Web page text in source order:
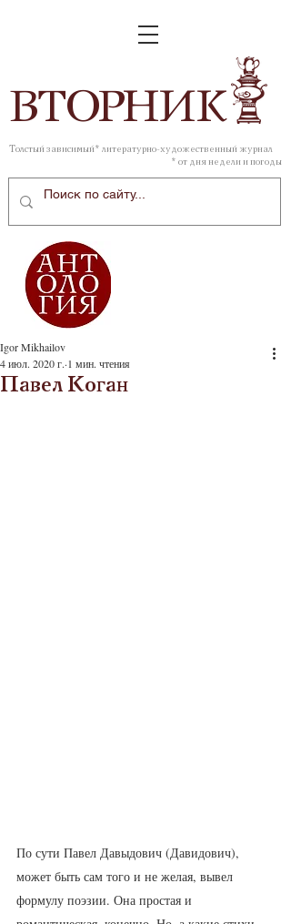
ВТОРНИК
Толстый зависимый* литературно-художественный журнал
* от дня недели и погоды
Павел Коган
Igor Mikhailov
4 июл. 2020 г. 1 мин. чтения
По сути Павел Давыдович (Давидович),
может быть сам того и не желая, вывел
формулу поэзии. Она простая и